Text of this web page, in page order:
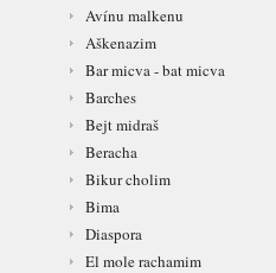
Avínu malkenu
Aškenazim
Bar micva - bat micva
Barches
Bejt midraš
Beracha
Bikur cholim
Bima
Diaspora
El mole rachamim